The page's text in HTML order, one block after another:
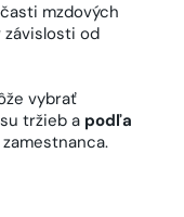
mzdových
závislosti od
vybrať
tržieb a podľa
zamestnanca.